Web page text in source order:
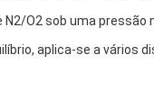
O2 sob uma pressão
aplica-se a vários